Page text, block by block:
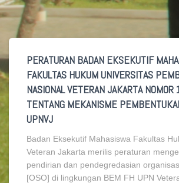
PERATURAN BADAN EKSEKUTIF
FAKULTAS HUKUM UNIVERSITAS
NASIONAL VETERAN JAKARTA
TENTANG MEKANISME
UPNVJ
Badan Eksekutif Mahasiswa Fakultas
Veteran Jakarta merilis peraturan
pendirian dan pendegredasian
[OSO] di lingkungan BEM FH UPN